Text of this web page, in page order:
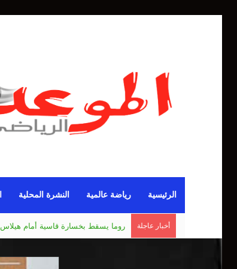
الرئيسية رياضة عالمية النشرة المحلية
أخبار عاجلة مانشستر يونايتد يقدم أسوأ نسخة منذ 38 عاما